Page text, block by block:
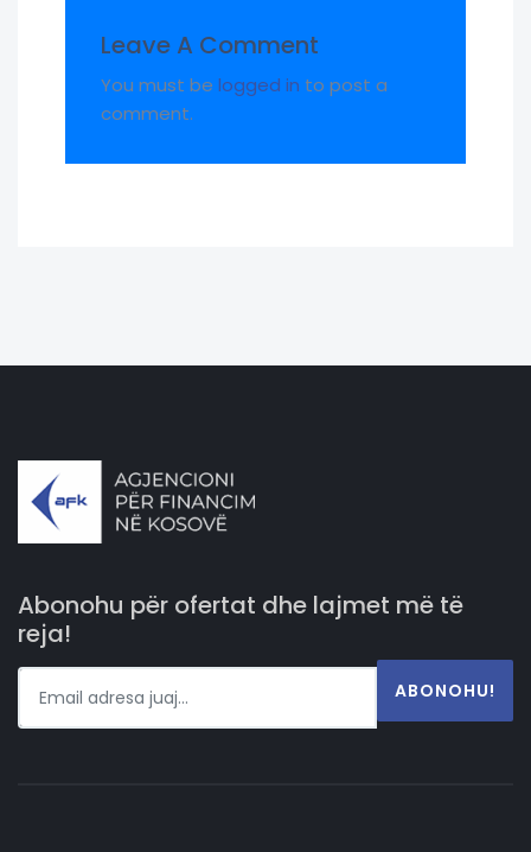
Leave A Comment
You must be logged in to post a
comment.
Abonohu për ofertat dhe lajmet më të
reja!
ABONOHU!